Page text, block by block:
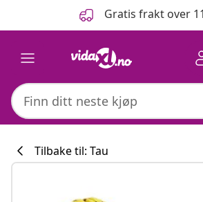
Gratis frakt over
Tilbake til: Tau